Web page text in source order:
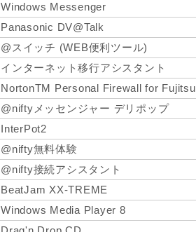
Windows Messenger
Panasonic DV@Talk
@スイッチ (WEB便利ツール)
インターネット移行アシスタント
NortonTM Personal Firewall for Fujitsu
@niftyメッセンジャー デリポップ
InterPot2
@nifty無料体験
@nifty接続アシスタント
BeatJam XX-TREME
Windows Media Player 8